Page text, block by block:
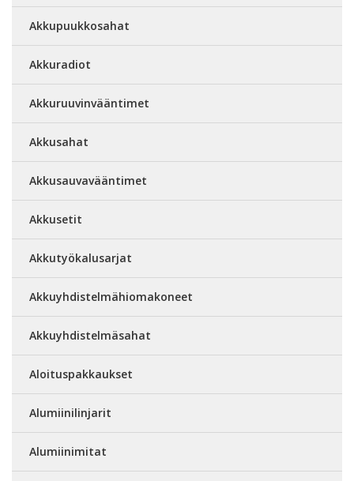
Akkupuukkosahat
Akkuradiot
Akkuruuvinvääntimet
Akkusahat
Akkusauvavääntimet
Akkusetit
Akkutyökalusarjat
Akkuyhdistelmähiomakoneet
Akkuyhdistelmäsahat
Aloituspakkaukset
Alumiinilinjarit
Alumiinimitat